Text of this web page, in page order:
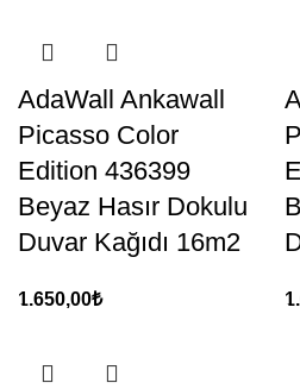
AdaWall Ankawall
Picasso Color
Edition 436399
Beyaz Hasır Dokulu
Duvar Kağıdı 16m2
1.650,00₺